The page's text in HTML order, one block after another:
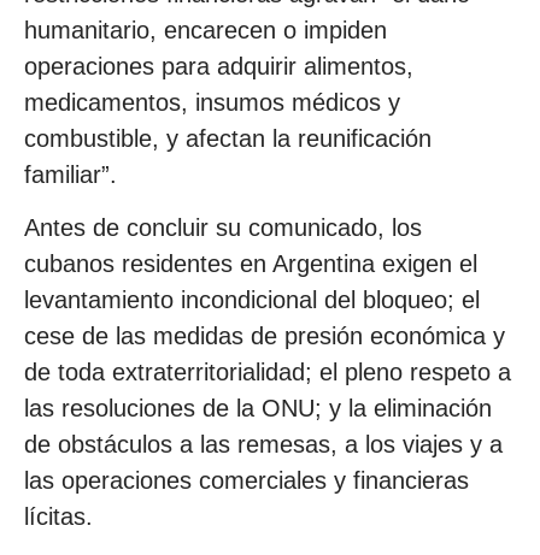
humanitario, encarecen o impiden
operaciones para adquirir alimentos,
medicamentos, insumos médicos y
combustible, y afectan la reunificación
familiar”.
Antes de concluir su comunicado, los
cubanos residentes en Argentina exigen el
levantamiento incondicional del bloqueo; el
cese de las medidas de presión económica y
de toda extraterritorialidad; el pleno respeto a
las resoluciones de la ONU; y la eliminación
de obstáculos a las remesas, a los viajes y a
las operaciones comerciales y financieras
lícitas.